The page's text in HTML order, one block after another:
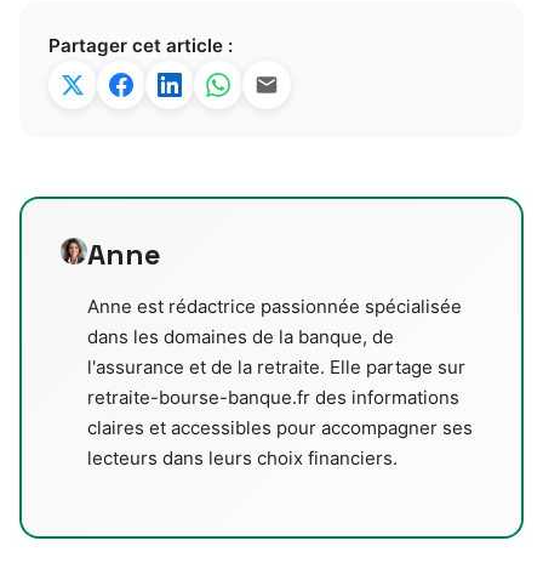
Partager cet article :
Anne
Anne est rédactrice passionnée spécialisée
dans les domaines de la banque, de
l'assurance et de la retraite. Elle partage sur
retraite-bourse-banque.fr des informations
claires et accessibles pour accompagner ses
lecteurs dans leurs choix financiers.